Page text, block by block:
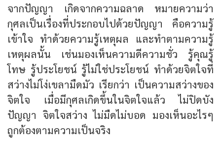
จากปัญญา เกิดจากความฉลาด หมายความว่า
กุศลเป็นเรื่องที่ประกอบไปด้วยปัญญา คือความรู้
เข้าใจ ทำด้วยความรู้เหตุผล และทำตามความรู้
เหตุผลนั้น เช่นมองเห็นความดีความชั่ว รู้คุณรู้
โทษ รู้ประโยชน์ รู้ไม่ใช่ประโยชน์ ทำด้วยจิตใจที่
สว่างไม่โง่เขลามืดมัว เรียกว่า เป็นความสว่างของ
จิตใจ เมื่อมีกุศลเกิดขึ้นในจิตใจแล้ว ไม่ปิดบัง
ปัญญา จิตใจสว่าง ไม่มืดไม่บอด มองเห็นอะไรๆ
ถูกต้องตามความเป็นจริง